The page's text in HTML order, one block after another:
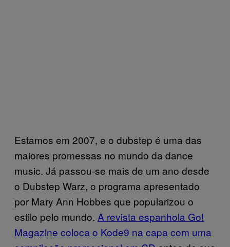
Estamos em 2007, e o dubstep é uma das
maiores promessas no mundo da dance
music. Já passou-se mais de um ano desde
o Dubstep Warz, o programa apresentado
por Mary Ann Hobbes que popularizou o
estilo pelo mundo. A revista espanhola Go!
Magazine coloca o Kode9 na capa com uma